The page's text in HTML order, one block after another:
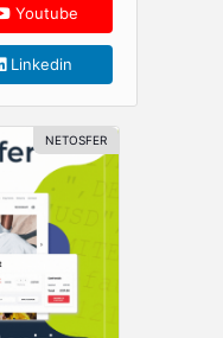
Youtube
Linkedin